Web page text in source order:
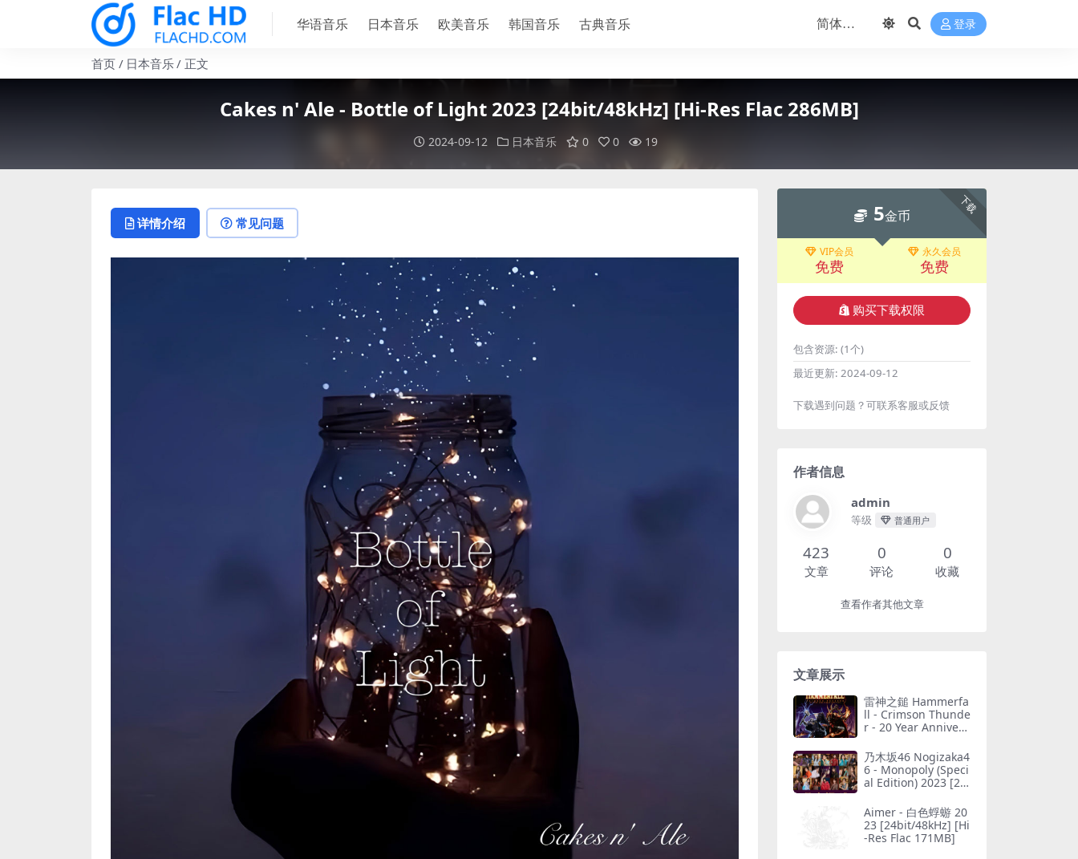
华语音乐 日本音乐 欧美音乐 韩国音乐 古典音乐 登录
首页 日本音乐 正文
Cakes n' Ale - Bottle of Light 2023 [24bit/48kHz] [Hi-Res Flac 286MB]
2024-09-12 日本音乐 0 0 19
详情介绍 常见问题
下载
5金币
VIP会员
免费
永久会员
免费
购买下载权限
包含资源: (1个)
最近更新: 2024-09-12
下载遇到问题？可联系客服或反馈
作者信息
admin
等级 普通用户
423
文章
0
评论
0
收藏
查看作者其他文章
文章展示
雷神之鎚 Hammerfa
ll - Crimson Thunde
r - 20 Year Annivers
kHz] [Hi-Res Flac 1.
28GB]
乃木坂46 Nogizaka4
6 - Monopoly (Speci
al Edition) 2023 [24
lac 1015MB]
Aimer - 白色蜉蝣 20
23 [24bit/48kHz] [Hi
-Res Flac 171MB]